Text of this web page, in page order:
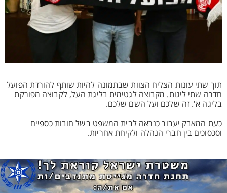
תוך שתי עונות הצליח הצוות שבתמונה להיות שותף להורדת הפועל
חדרה שתי ליגות. מקבוצה לגטימית בליגת העל, לקבוצה מפורקת
בליגה א'. זה שלכם ועל השם שלכם.
כעת המאבק יעבור כנראה לבית המשפט בשל חובות כספיים
וסכסוכים בין חברי הנהלה ולקיחת אחריות.